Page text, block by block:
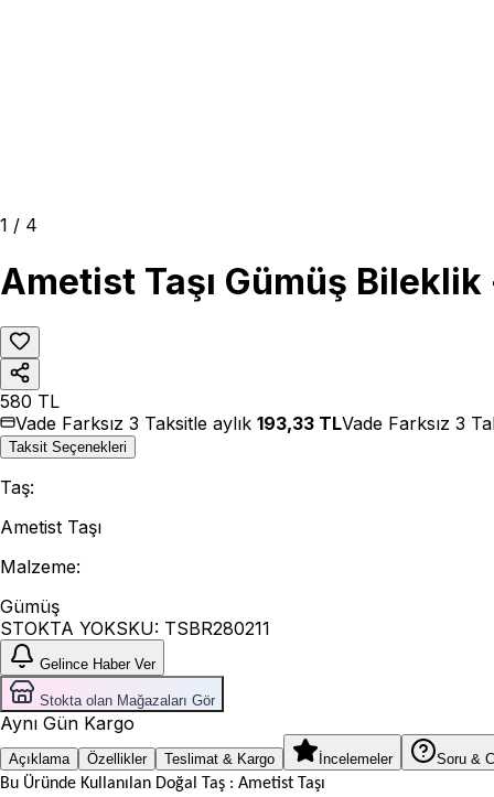
1 / 4
Ametist Taşı Gümüş
580 TL
Vade Farksız 3 Taksitle aylık 193,33 TLVade Farksız 3
Taksit Seçenekleri
Taş:
Ametist Taşı
Malzeme:
Gümüş
STOKTA YOKSKU: TSBR280211
Gelince Haber Ver
Stokta olan Mağazaları Gör
Aynı Gün Kargo
Açıklama Özellikler Teslimat & Kargo İncelemeler Soru &
Bu Üründe Kullanılan Doğal Taş : Ametist Taşı